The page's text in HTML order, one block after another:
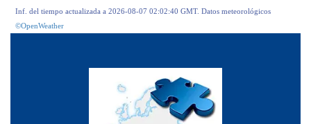
Inf. del tiempo actualizada a 2026-08-07 02:02:40 GMT. Datos meteorológicos
©OpenWeather